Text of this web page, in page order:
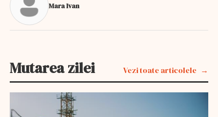
Mara Ivan
Mutarea zilei Vezi toate articolele